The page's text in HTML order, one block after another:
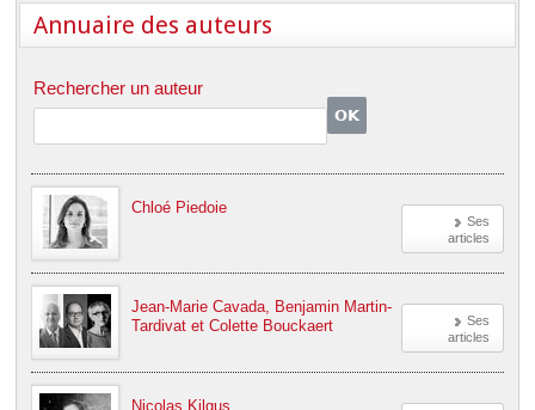
IT
Annuaire des auteurs
Rechercher un auteur
Ses
articles
Chloé Piedoie
Ses
articles
Jean-Marie Cavada, Benjamin Martin-
Tardivat et Colette Bouckaert
Nicolas Kilgus